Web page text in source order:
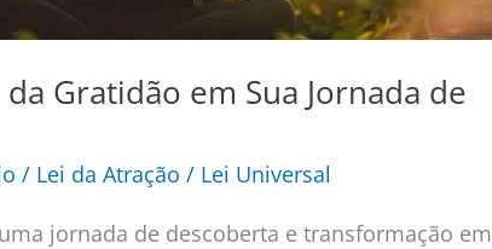
Gratidão em Sua Jornada de
/ Lei da Atração / Lei Universal
jornada de descoberta e transformação em